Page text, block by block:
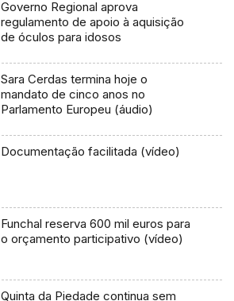
Governo Regional aprova
regulamento de apoio à aquisição
de óculos para idosos
Sara Cerdas termina hoje o
mandato de cinco anos no
Parlamento Europeu (áudio)
Documentação facilitada (vídeo)
Funchal reserva 600 mil euros para
o orçamento participativo (vídeo)
Quinta da Piedade continua sem